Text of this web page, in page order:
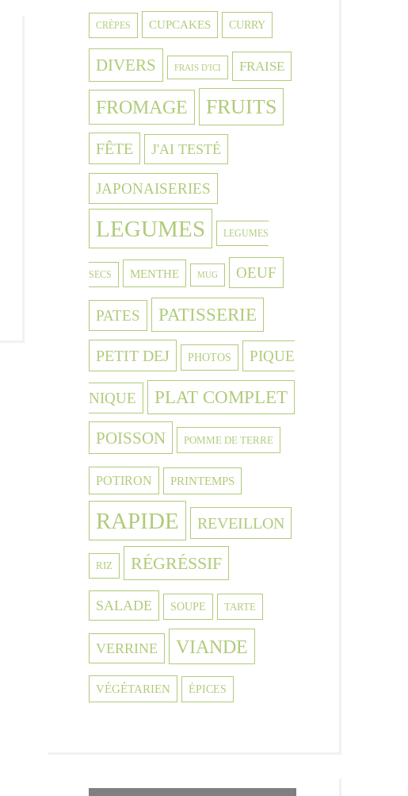
CRÈPES CUPCAKES CURRY
DIVERS FRAIS D'ICI FRAISE
FROMAGE FRUITS
FÊTE J'AI TESTÉ
JAPONAISERIES
LEGUMES LEGUMES
SECS MENTHE MUG OEUF
PATES PATISSERIE
PETIT DEJ PHOTOS PIQUE
NIQUE PLAT COMPLET
POISSON POMME DE TERRE
POTIRON PRINTEMPS
RAPIDE REVEILLON
RIZ RÉGRÉSSIF
SALADE SOUPE TARTE
VERRINE VIANDE
VÉGÉTARIEN ÉPICES